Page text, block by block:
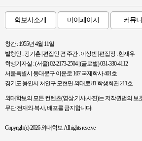
학보사소개 마이페이지 커뮤
창간 : 1955년 4월 11일
발행인 : 강기훈 | 편집인 겸 주간 : 이상빈 | 편집장 : 현재우
학생기자실 : (서울) 02-2173-2504 | (글로벌) 031-330-4112
서울특별시 동대문구 이운로 107 국제학사 401호
경기도 용인시 처인구 모현면 외대로 81 학생회관 211호
외대학보의 모든 컨텐츠(영상,기사,사진)는 저작권법의 보
무단 전재와 복사, 배포를 금지합니다.
Copyright(c) 2026 외대학보 All rights reserve